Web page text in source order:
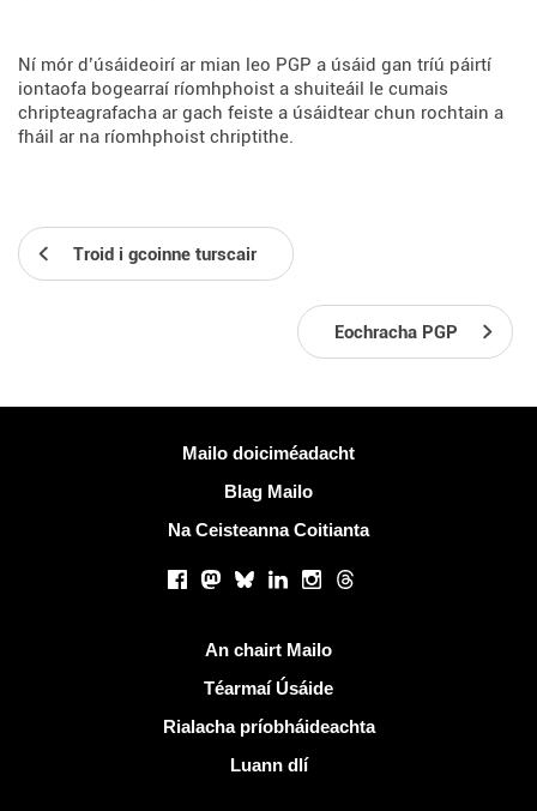
Ní mór d’úsáideoirí ar mian leo PGP a úsáid gan tríú páirtí
iontaofa bogearraí ríomhphoist a shuiteáil le cumais
chripteagrafacha ar gach feiste a úsáidtear chun rochtain a
fháil ar na ríomhphoist chriptithe.
Troid i gcoinne turscair
Eochracha PGP
Mailo doiciméadacht
Blag Mailo
Na Ceisteanna Coitianta
Facebook
Mastodon
BlueskyLinkedInInstagram
Threads
An chairt Mailo
Téarmaí Úsáide
Rialacha príobháideachta
Luann dlí